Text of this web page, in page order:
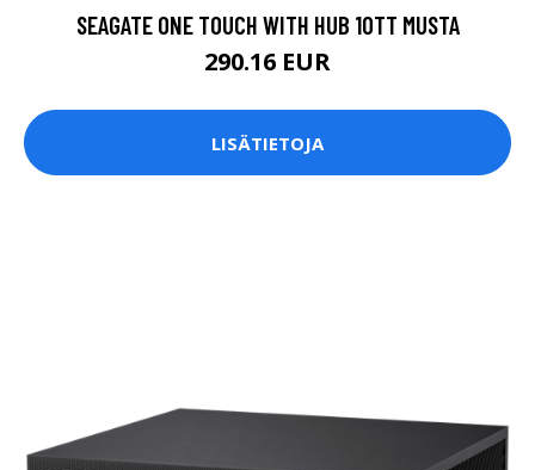
SEAGATE ONE TOUCH WITH HUB 10TT MUSTA
290.16 EUR
LISÄTIETOJA